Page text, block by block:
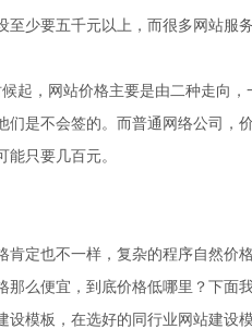
少要五千元以上，而很多网站服
起，网站价格主要是由二种走向
是不会签的。而普通网络公司，
只要几百元。
定也不一样，复杂的程序自然价
么便宜，到底价格低哪里？下面
模板，在选好的同行业网站建设